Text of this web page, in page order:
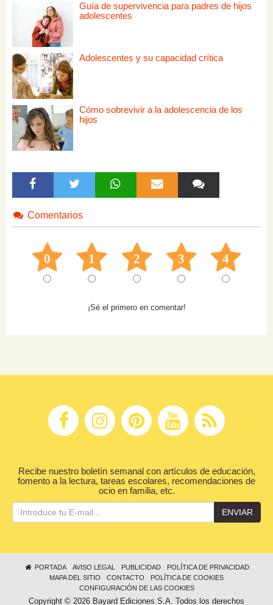
Guía de supervivencia para padres de hijos
adolescentes
Adolescentes y su capacidad crítica
Cómo sobrevivir a la adolescencia de los
hijos
Comentarios
0 1 2 3 4
¡Sé el primero en comentar!
Recibe nuestro boletín semanal con artículos de educación,
fomento a la lectura, tareas escolares, recomendaciones de
ocio en familia, etc.
ENVIAR
PORTADA AVISO LEGAL PUBLICIDAD
POLÍTICA DE PRIVACIDAD
MAPA DEL SITIO
CONTACTO
POLÍTICA DE COOKIES
CONFIGURACIÓN DE LAS COOKIES
Copyright © 2026 Bayard Ediciones S.A. Todos los derechos